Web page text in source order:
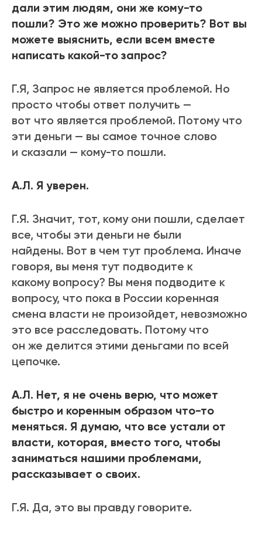
дали этим людям, они же кому-то
пошли? Это же можно проверить? Вот вы
можете выяснить, если всем вместе
написать какой-то запрос?
Г.Я, Запрос не является проблемой. Но
просто чтобы ответ получить —
вот что является проблемой. Потому что
эти деньги — вы самое точное слово
и сказали — кому-то пошли.
А.Л. Я уверен.
Г.Я. Значит, тот, кому они пошли, сделает
все, чтобы эти деньги не были
найдены. Вот в чем тут проблема. Иначе
говоря, вы меня тут подводите к
какому вопросу? Вы меня подводите к
вопросу, что пока в России коренная
смена власти не произойдет, невозможно
это все расследовать. Потому что
он же делится этими деньгами по всей
цепочке.
А.Л. Нет, я не очень верю, что может
быстро и коренным образом что-то
меняться. Я думаю, что все устали от
власти, которая, вместо того, чтобы
заниматься нашими проблемами,
рассказывает о своих.
Г.Я. Да, это вы правду говорите.